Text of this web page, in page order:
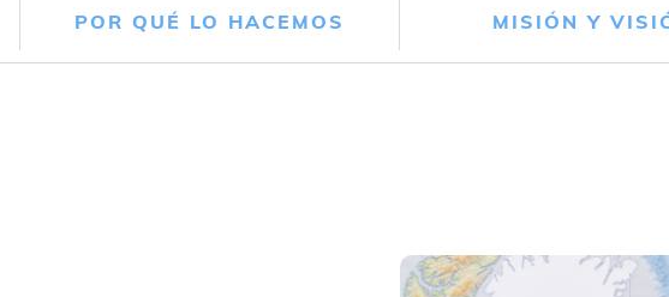
POR QUÉ LO HACEMOS MISIÓN Y